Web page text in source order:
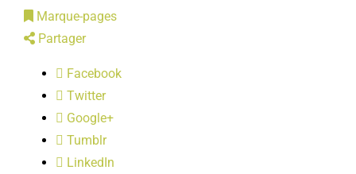
PUBLICATIONS
Marque-pages
Partager
Facebook
Twitter
Google+
Tumblr
LinkedIn